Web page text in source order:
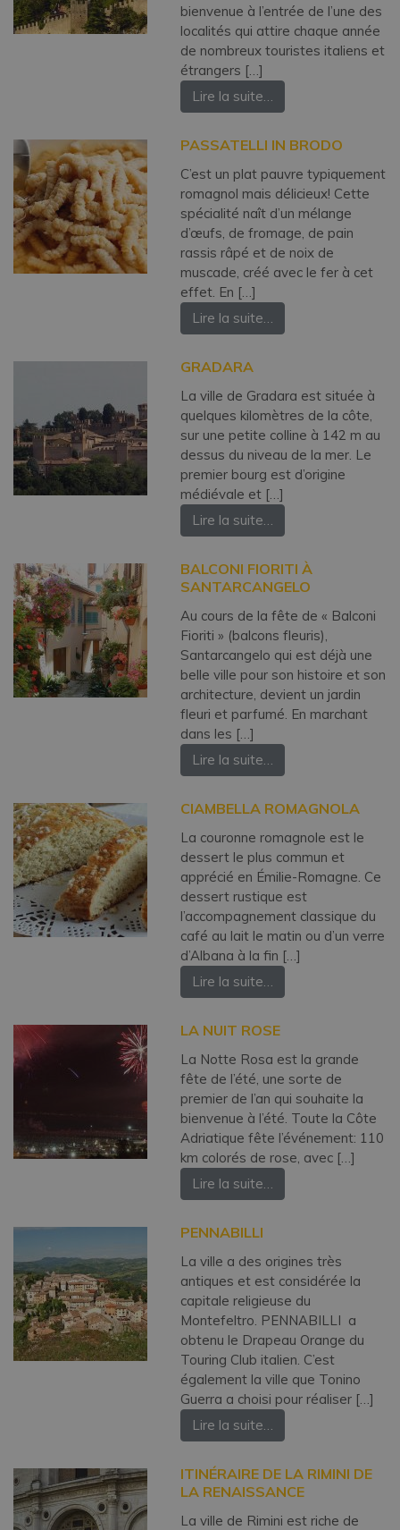
bienvenue à l’entrée de l’une des
localités qui attire chaque année
de nombreux touristes italiens et
étrangers […]
Lire la suite…
PASSATELLI IN BRODO
C’est un plat pauvre typiquement
romagnol mais délicieux! Cette
spécialité naît d’un mélange
d’œufs, de fromage, de pain
rassis râpé et de noix de
muscade, créé avec le fer à cet
effet. En […]
Lire la suite…
GRADARA
La ville de Gradara est située à
quelques kilomètres de la côte,
sur une petite colline à 142 m au
dessus du niveau de la mer. Le
premier bourg est d’origine
médiévale et […]
Lire la suite…
BALCONI FIORITI À
SANTARCANGELO
Au cours de la fête de « Balconi
Fioriti » (balcons fleuris),
Santarcangelo qui est déjà une
belle ville pour son histoire et son
architecture, devient un jardin
fleuri et parfumé. En marchant
dans les […]
Lire la suite…
CIAMBELLA ROMAGNOLA
La couronne romagnole est le
dessert le plus commun et
apprécié en Émilie-Romagne. Ce
dessert rustique est
l’accompagnement classique du
café au lait le matin ou d’un verre
d’Albana à la fin […]
Lire la suite…
LA NUIT ROSE
La Notte Rosa est la grande
fête de l’été, une sorte de
premier de l’an qui souhaite la
bienvenue à l’été. Toute la Côte
Adriatique fête l’événement: 110
km colorés de rose, avec […]
Lire la suite…
PENNABILLI
La ville a des origines très
antiques et est considérée la
capitale religieuse du
Montefeltro. PENNABILLI a
obtenu le Drapeau Orange du
Touring Club italien. C’est
également la ville que Tonino
Guerra a choisi pour réaliser […]
Lire la suite…
ITINÉRAIRE DE LA RIMINI DE
LA RENAISSANCE
La ville de Rimini est riche de